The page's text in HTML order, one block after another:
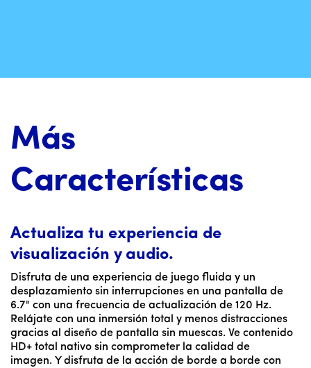
Más
Características
Actualiza tu experiencia de
visualización y audio.
Disfruta de una experiencia de juego fluida y un
desplazamiento sin interrupciones en una pantalla de
6.7" con una frecuencia de actualización de 120 Hz.
Relájate con una inmersión total y menos distracciones
gracias al diseño de pantalla sin muescas. Ve contenido
HD+ total nativo sin comprometer la calidad de
imagen. Y disfruta de la acción de borde a borde con